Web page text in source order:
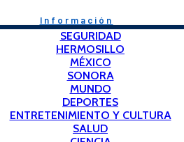
Información
SEGURIDAD
HERMOSILLO
MÉXICO
SONORA
MUNDO
DEPORTES
ENTRETENIMIENTO Y CULTURA
SALUD